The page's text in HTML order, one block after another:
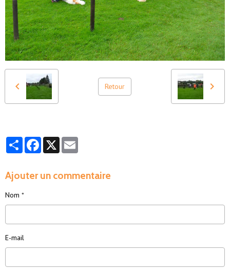
Retour
PartagerFacebook
X
Ajouter un commentaire
Nom
E-mail